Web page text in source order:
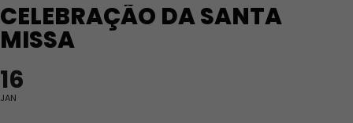
CELEBRAÇÃO DA SANTA
MISSA
16
JAN